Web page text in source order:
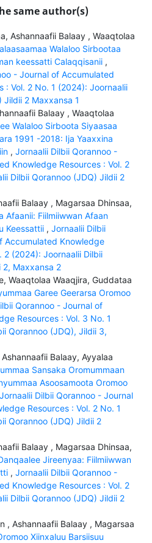
same author(s)
Ashannaafii Balaay , Waaqtolaa
Walaloo Sirbootaa
keessatti Calaqqisanii ,
- Journal of Accumulated
: Vol. 2 No. 1 (2024): Joornaalii
Jildii 2 Maxxansa 1
Balaay , Waaqtolaa
Walaloo Sirboota Siyaasaa
1991 -2018: Ija Yaaxxina
, Jornaalii Dilbii Qorannoo -
Knowledge Resources : Vol. 2
Dilbii Qorannoo (JDQ) Jildii 2
Balaay , Magarsaa Dhinsaa,
Afaanii: Fiilmiiwwan Afaan
Keessattii , Jornaalii Dilbii
Accumulated Knowledge
2 (2024): Joornaalii Dilbii
2, Maxxansa 2
Waaqtolaa Waaqjira, Guddataa
Garee Geerarsa Oromoo
Qorannoo - Journal of
Resources : Vol. 3 No. 1
Qorannoo (JDQ), Jildii 3,
Balaay, Ayyalaa
Sansaka Oromummaan
Asoosamoota Oromoo
Jornaalii Dilbii Qorannoo - Journal
Resources : Vol. 2 No. 1
Qorannoo (JDQ) Jildii 2
Balaay , Magarsaa Dhinsaa,
Jireenyaa: Fiilmiiwwan
, Jornaalii Dilbii Qorannoo -
Knowledge Resources : Vol. 2
Dilbii Qorannoo (JDQ) Jildii 2
, Ashannaafii Balaay , Magarsaa
Xiinxaluu Barsiisuu